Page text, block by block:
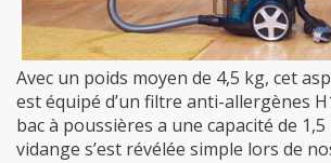
Avec un poids moyen de 4,5 kg, cet
est équipé d’un filtre anti-allergènes
bac à poussières a une capacité de
vidange s’est révélée simple lors de